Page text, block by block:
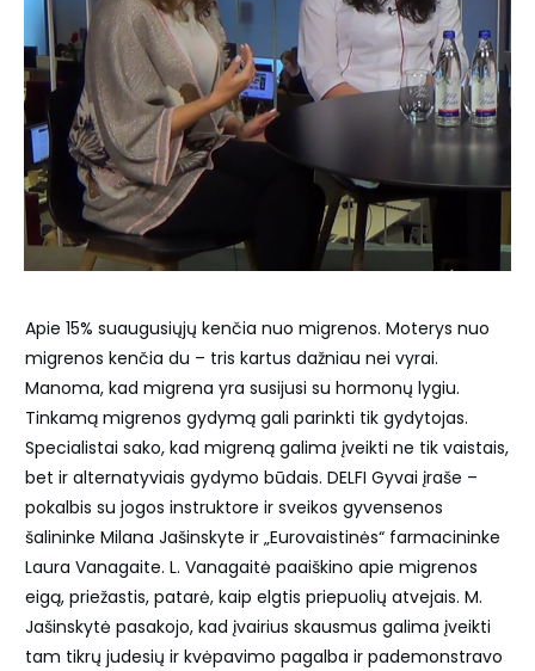
Apie 15% suaugusiųjų kenčia nuo migrenos. Moterys nuo
migrenos kenčia du – tris kartus dažniau nei vyrai.
Manoma, kad migrena yra susijusi su hormonų lygiu.
Tinkamą migrenos gydymą gali parinkti tik gydytojas.
Specialistai sako, kad migreną galima įveikti ne tik vaistais,
bet ir alternatyviais gydymo būdais. DELFI Gyvai įraše –
pokalbis su jogos instruktore ir sveikos gyvensenos
šalininke Milana Jašinskyte ir „Eurovaistinės“ farmacininke
Laura Vanagaite. L. Vanagaitė paaiškino apie migrenos
eigą, priežastis, patarė, kaip elgtis priepuolių atvejais. M.
Jašinskytė pasakojo, kad įvairius skausmus galima įveikti
tam tikrų judesių ir kvėpavimo pagalba ir pademonstravo